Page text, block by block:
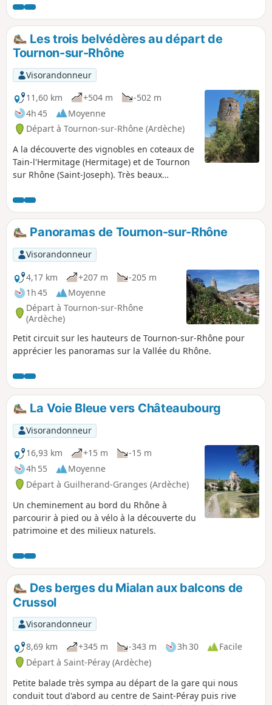
technique. Les amoureux du vrai VTT prendront un
maximum de plaisir !
Les trois belvédères au départ de
Tournon-sur-Rhône
Visorandonneur
11,60 km
+504 m
-502 m
4h 45
Moyenne
Départ à Tournon-sur-Rhône (Ardèche)
A la découverte des vignobles en coteaux de
Tain-l'Hermitage (Hermitage) et de Tournon
sur Rhône (Saint-Joseph). Très beaux
Rhône. Vous pourrez agrémenter votre
balade par une halte chez l'un des
nombreux vignerons ou d'une dégustation
de chocolats chez Llanas à Tournon ou à la
boutique Valrhôna à Tain. Côté culture,
musée Palué à Tain et Château-musée à
Tournon.
Panoramas de Tournon-sur-Rhône
Visorandonneur
4,17 km
+207 m
-205 m
1h 45
Moyenne
Départ à Tournon-sur-Rhône
(Ardèche)
Petit circuit sur les hauteurs de Tournon-sur-Rhône pour
apprécier les panoramas sur la Vallée du Rhône.
La Voie Bleue vers Châteaubourg
Visorandonneur
16,93 km
+15 m
-15 m
4h 55
Moyenne
Départ à Guilherand-Granges (Ardèche)
Un cheminement au bord du Rhône à
parcourir à pied ou à vélo à la découverte du
patrimoine et des milieux naturels.
Des berges du Mialan aux balcons de
Crussol
Visorandonneur
8,69 km
+345 m -343 m 3h 30
Facile
Départ à Saint-Péray (Ardèche)
Petite balade très sympa au départ de la gare qui nous
conduit tout d'abord au centre de Saint-Péray puis rive